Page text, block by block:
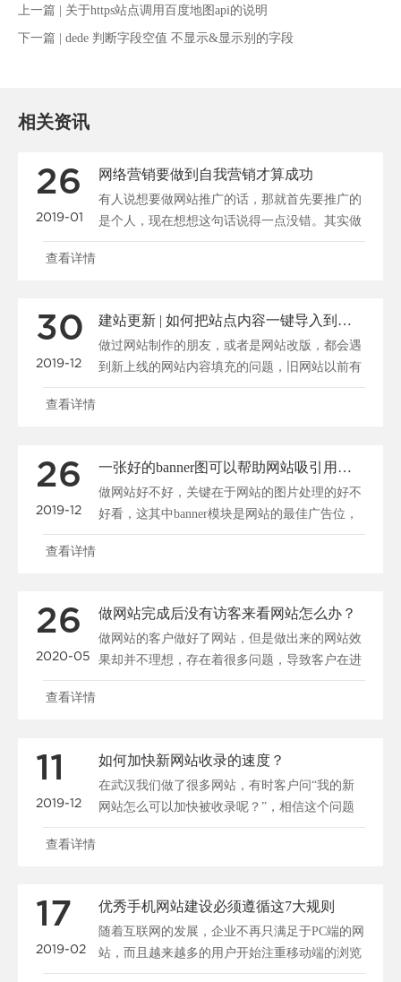
上一篇 | 关于https站点调用百度地图api的说明
下一篇 | dede 判断字段空值 不显示&显示别的字段
相关资讯
26
2019-01
网络营销要做到自我营销才算成功
有人说想要做网站推广的话，那就首先要推广的
是个人，现在想想这句话说得一点没错。其实做
公司又何曾不是在......
查看详情
30
2019-12
建站更新 | 如何把站点内容一键导入到新系统
做过网站制作的朋友，或者是网站改版，都会遇
到新上线的网站内容填充的问题，旧网站以前有
很多资料，我们怎......
查看详情
26
2019-12
一张好的banner图可以帮助网站吸引用户、促进转化
做网站好不好，关键在于网站的图片处理的好不
好看，这其中banner模块是网站的最佳广告位，
一张好的b......
查看详情
26
2020-05
做网站完成后没有访客来看网站怎么办？
做网站的客户做好了网站，但是做出来的网站效
果却并不理想，存在着很多问题，导致客户在进
入网站后停留很短......
查看详情
11
2019-12
如何加快新网站收录的速度？
在武汉我们做了很多网站，有时客户问“我的新
网站怎么可以加快被收录呢？”，相信这个问题
大家都很关心，所......
查看详情
17
2019-02
优秀手机网站建设必须遵循这7大规则
随着互联网的发展，企业不再只满足于PC端的网
站，而且越来越多的用户开始注重移动端的浏览
和搜索，所以说......